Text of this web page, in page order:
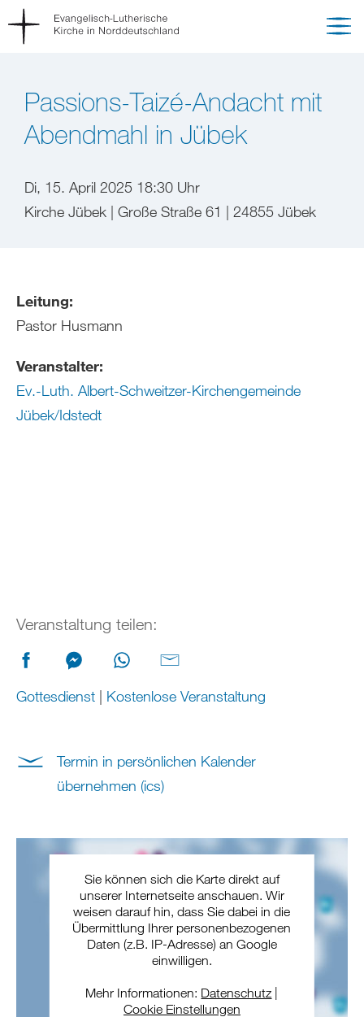
Passions-Taizé-Andacht mit
Abendmahl in Jübek
Di, 15. April 2025 18:30 Uhr
Kirche Jübek | Große Straße 61 | 24855 Jübek
Leitung:
Pastor Husmann
Veranstalter:
Ev.-Luth. Albert-Schweitzer-Kirchengemeinde
Jübek/Idstedt
Veranstaltung teilen:
Gottesdienst | Kostenlose Veranstaltung
Termin in persönlichen Kalender
übernehmen (ics)
Sie können sich die Karte direkt auf
unserer Internetseite anschauen. Wir
weisen darauf hin, dass Sie dabei in die
Übermittlung Ihrer personenbezogenen
Daten (z.B. IP-Adresse) an Google
einwilligen.
Mehr Informationen: Datenschutz
Cookie Einstellungen